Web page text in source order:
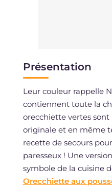
Présentation
Leur couleur rappelle
contiennent toute la
orecchiette vertes sont
originale et en même
recette de secours
paresseux ! Une
symbole de la cuisine
Orecchiette aux